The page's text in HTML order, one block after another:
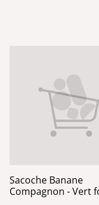
Sacoche Banane
Compagnon - Vert